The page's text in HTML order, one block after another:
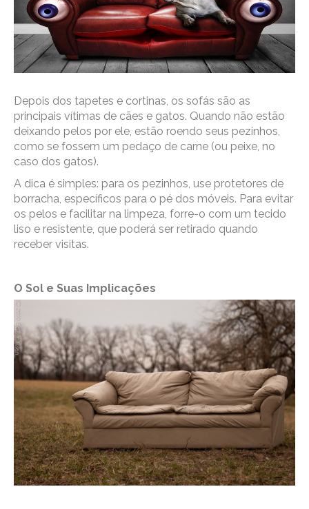
Depois dos tapetes e cortinas, os sofás são as
principais vítimas de cães e gatos. Quando não estão
deixando pelos por ele, estão roendo seus pezinhos,
como se fossem um pedaço de carne (ou peixe, no
caso dos gatos).
A dica é simples: para os pezinhos, use protetores de
borracha, específicos para o pé dos móveis. Para evitar
os pelos e facilitar na limpeza, forre-o com um tecido
liso e resistente, que poderá ser retirado quando
receber visitas.
O Sol e Suas Implicações